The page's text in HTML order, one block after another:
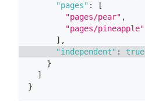
"pages" :
[
"pages/pear" ,
"pages/pineapple"
] ,
"independent" :
true
}
]
}